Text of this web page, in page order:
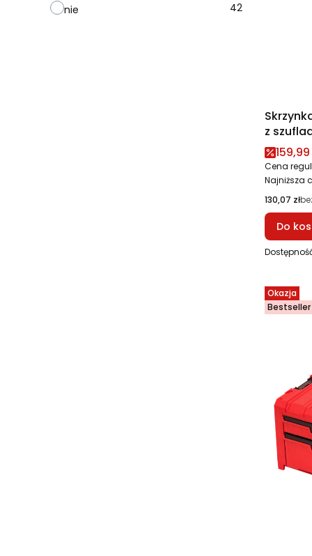
nie 42
z
2 Cena
159,99
Cena
Najniższa
Cena
130,07 zł
Do
Okazja
Bestseller